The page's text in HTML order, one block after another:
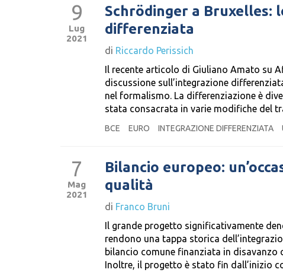
9
Lug
2021
Schrödinger a Bruxelles:
differenziata
di Riccardo Perissich
Il recente articolo di Giuliano Amato su
discussione sull’integrazione
nel formalismo. La differenziazione è
stata consacrata in varie modifiche del
BCE EURO INTEGRAZIONE DIFFERENZIATA
7
Mag
2021
Bilancio europeo:
qualità
di Franco Bruni
Il grande progetto significativamente
rendono una tappa storica
bilancio comune finanziata in
Inoltre, il progetto è stato fin dall’inizio